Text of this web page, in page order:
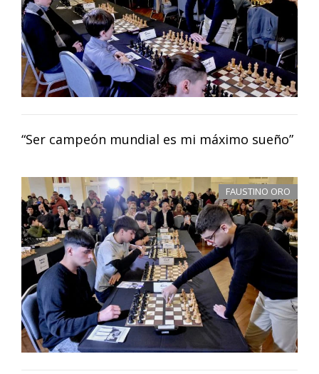
“Ser campeón mundial es mi máximo sueño”
FAUSTINO ORO